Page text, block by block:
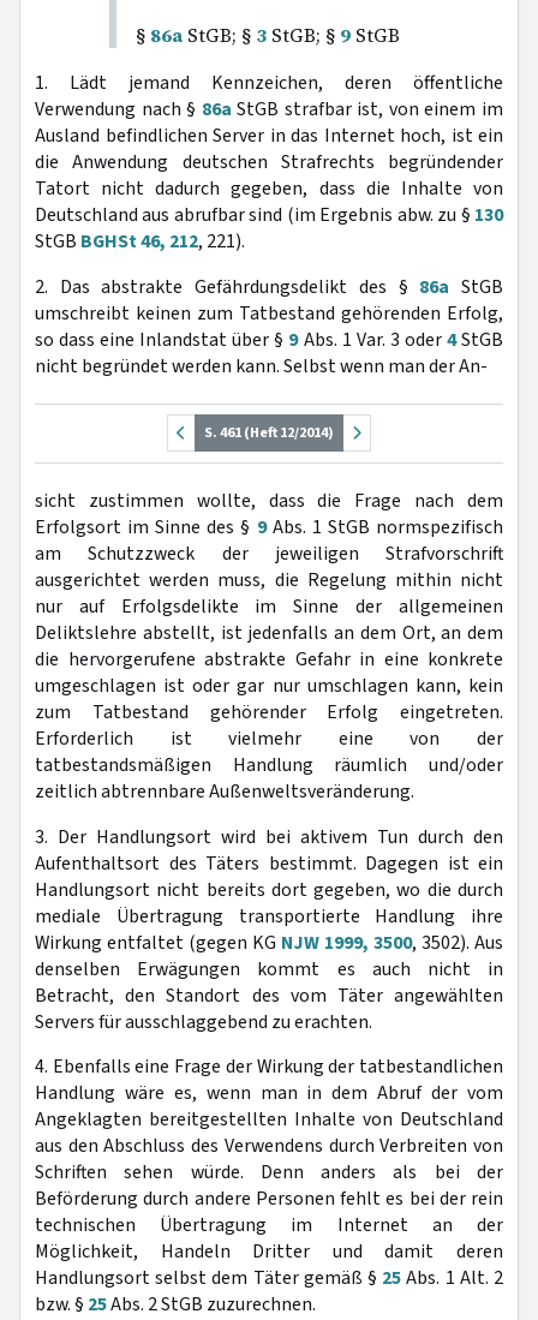
§ 86a StGB; § 3 StGB; § 9 StGB
1. Lädt jemand Kennzeichen, deren öffentliche
Verwendung nach § 86a StGB strafbar ist, von einem im
Ausland befindlichen Server in das Internet hoch, ist ein
die Anwendung deutschen Strafrechts begründender
Tatort nicht dadurch gegeben, dass die Inhalte von
Deutschland aus abrufbar sind (im Ergebnis abw. zu § 130
StGB BGHSt 46, 212, 221).
2. Das abstrakte Gefährdungsdelikt des § 86a StGB
umschreibt keinen zum Tatbestand gehörenden Erfolg,
so dass eine Inlandstat über § 9Abs. 1 Var. 3 oder4StGB
nicht begründet werden kann. Selbst wenn man der An-
S. 461 (Heft 12/2014)
sicht zustimmen wollte, dass die Frage nach dem
Erfolgsort im Sinne des § 9Abs. 1 StGB normspezifisch
am Schutzzweck der jeweiligen Strafvorschrift
ausgerichtet werden muss, die Regelung mithin nicht
nur auf Erfolgsdelikte im Sinne der allgemeinen
Deliktslehre abstellt, ist jedenfalls an dem Ort, an dem
die hervorgerufene abstrakte Gefahr in eine konkrete
umgeschlagen ist oder gar nur umschlagen kann, kein
zum Tatbestand gehörender Erfolg eingetreten.
Erforderlich ist vielmehr eine von der
tatbestandsmäßigen Handlung räumlich und/oder
zeitlich abtrennbare Außenweltsveränderung.
3. Der Handlungsort wird bei aktivem Tun durch den
Aufenthaltsort des Täters bestimmt. Dagegen ist ein
Handlungsort nicht bereits dort gegeben, wo die durch
mediale Übertragung transportierte Handlung ihre
Wirkung entfaltet (gegen KG NJW 1999, 3500, 3502). Aus
denselben Erwägungen kommt es auch nicht in
Betracht, den Standort des vom Täter angewählten
Servers für ausschlaggebend zu erachten.
4. Ebenfalls eine Frage der Wirkung der tatbestandlichen
Handlung wäre es, wenn man in dem Abruf der vom
Angeklagten bereitgestellten Inhalte von Deutschland
aus den Abschluss des Verwendens durch Verbreiten von
Schriften sehen würde. Denn anders als bei der
Beförderung durch andere Personen fehlt es bei der rein
technischen Übertragung im Internet an der
Möglichkeit, Handeln Dritter und damit deren
Handlungsort selbst dem Täter gemäß § 25Abs. 1 Alt. 2
bzw. § 25Abs. 2 StGB zuzurechnen.